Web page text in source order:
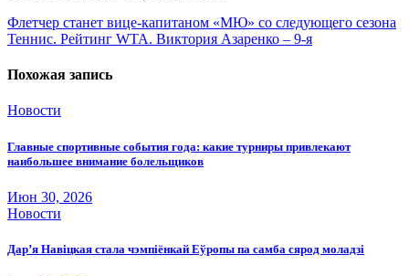
Навигация
по
записям
Флетчер станет вице-капитаном «МЮ» со следующего сезона
Теннис. Рейтинг WTA. Виктория Азаренко – 9-я
Похожая запись
Новости
Главные спортивные события года: какие турниры привлекают
наибольшее внимание болельщиков
Июн 30, 2026
Новости
Дар’я Навіцкая стала чэмпіёнкай Еўропы па самба сярод моладзі